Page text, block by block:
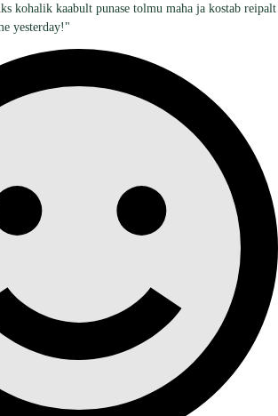
kohalik kaabult punase tolmu maha ja kostab reipalt
yesterday!"